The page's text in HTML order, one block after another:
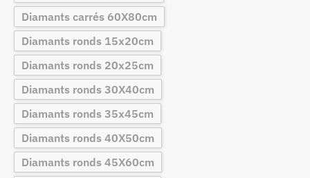
Diamants carrés 60X80cm
Diamants ronds 15x20cm
Diamants ronds 20x25cm
Diamants ronds 30X40cm
Diamants ronds 35x45cm
Diamants ronds 40X50cm
Diamants ronds 45X60cm